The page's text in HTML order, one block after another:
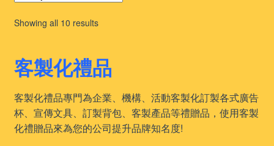
Showing all 10 resultsSorted
客製化禮品
客製化禮品專門為企業、機構、活動客製化訂製各式廣告
杯、宣傳文具、訂製背包、客製產品等禮贈品，使用客製
化禮贈品來為您的公司提升品牌知名度!